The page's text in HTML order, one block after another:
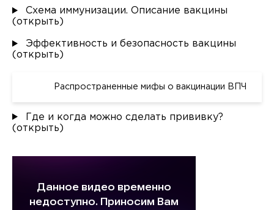
Схема иммунизации. Описание вакцины
(открыть)
Эффективность и безопасность вакцины
(открыть)
Распространенные мифы о вакцинации ВПЧ
Где и когда можно сделать прививку?
(открыть)